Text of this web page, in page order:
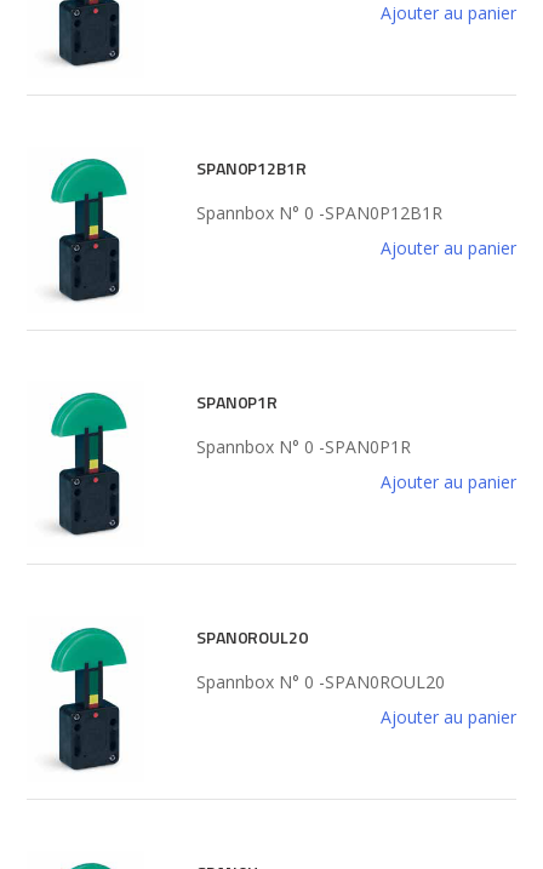
Ajouter au panier
SPAN0P12B1R
Spannbox N° 0 -SPAN0P12B1R
Ajouter au panier
SPAN0P1R
Spannbox N° 0 -SPAN0P1R
Ajouter au panier
SPAN0ROUL20
Spannbox N° 0 -SPAN0ROUL20
Ajouter au panier